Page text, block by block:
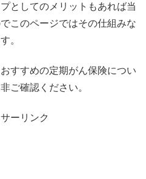
としてのメリットもあれば当
このページではその仕組みな
。
すすめの定期がん保険につい
ご確認ください。
ーリンク